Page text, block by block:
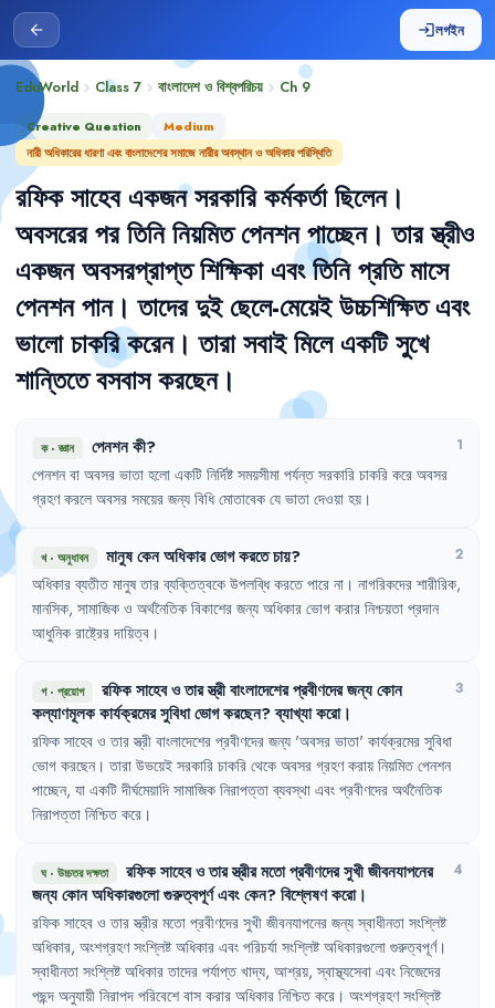
arrow_back loginলগইন
EduWorld chevron_right Class 7 chevron_right বাংলাদেশ ও বিশ্বপরিচয় chevron_right Ch 9
Creative Question
Medium
নারী অধিকারের ধারণা এবং বাংলাদেশের সমাজে নারীর অবস্থান ও অধিকার পরিস্থিতি
রফিক সাহেব একজন সরকারি কর্মকর্তা ছিলেন।
অবসরের পর তিনি নিয়মিত পেনশন পাচ্ছেন। তার স্ত্রীও
একজন অবসরপ্রাপ্ত শিক্ষিকা এবং তিনি প্রতি মাসে
পেনশন পান। তাদের দুই ছেলে-মেয়েই উচ্চশিক্ষিত এবং
ভালো চাকরি করেন। তারা সবাই মিলে একটি সুখে
শান্তিতে বসবাস করছেন।
ক·জ্ঞান পেনশনকী? 1
পেনশন বা অবসর ভাতা হলো একটি নির্দিষ্ট সময়সীমা পর্যন্ত সরকারি চাকরি করে অবসর
গ্রহণ করলে অবসর সময়ের জন্য বিধি মোতাবেক যে ভাতা দেওয়া হয় ।
খ· অনুধাবন মানুষকেনঅধিকারভোগকরতেচায়? 2
অধিকার ব্যতীত মানুষ তার ব্যক্তিত্বকে উপলব্ধি করতে পারে না । নাগরিকদের শারীরিক,
মানসিক, সামাজিক ও অর্থনৈতিক বিকাশের জন্য অধিকার ভোগ করার নিশ্চয়তা প্রদান
আধুনিক রাষ্ট্রের দায়িত্ব ।
গ· প্রয়োগ রফিকসাহেবওতারস্ত্রীবাংলাদেশেরপ্রবীণদেরজন্যকোন
কল্যাণমূলককার্যক্রমেরসুবিধাভোগকরছেন?ব্যাখ্যাকরো।
3
রফিক সাহেব ও তার স্ত্রী বাংলাদেশের প্রবীণদের জন্য 'অবসর ভাতা' কার্যক্রমের সুবিধা
ভোগ করছেন। তারা উভয়েই সরকারি চাকরি থেকে অবসর গ্রহণ করায় নিয়মিত পেনশন
পাচ্ছেন, যা একটি দীর্ঘমেয়াদি সামাজিক নিরাপত্তা ব্যবস্থা এবং প্রবীণদের অর্থনৈতিক
নিরাপত্তা নিশ্চিত করে ।
ঘ· উচ্চতর দক্ষতা রফিকসাহেবওতারস্ত্রীরমতোপ্রবীণদেরসুখীজীবনযাপনের
জন্যকোনঅধিকারগুলোগুরুত্বপূর্ণএবংকেন?বিশ্লেষণকরো।
4
রফিক সাহেব ও তার স্ত্রীর মতো প্রবীণদের সুখী জীবনযাপনের জন্য স্বাধীনতা সংশ্লিষ্ট
অধিকার, অংশগ্রহণ সংশ্লিষ্ট অধিকার এবং পরিচর্যা সংশ্লিষ্ট অধিকারগুলো গুরুত্বপূর্ণ।
স্বাধীনতা সংশ্লিষ্ট অধিকার তাদের পর্যাপ্ত খাদ্য, আশ্রয়, স্বাস্থ্যসেবা এবং নিজেদের
পছন্দ অনুযায়ী নিরাপদ পরিবেশে বাস করার অধিকার নিশ্চিত করে । অংশগ্রহণ সংশ্লিষ্ট